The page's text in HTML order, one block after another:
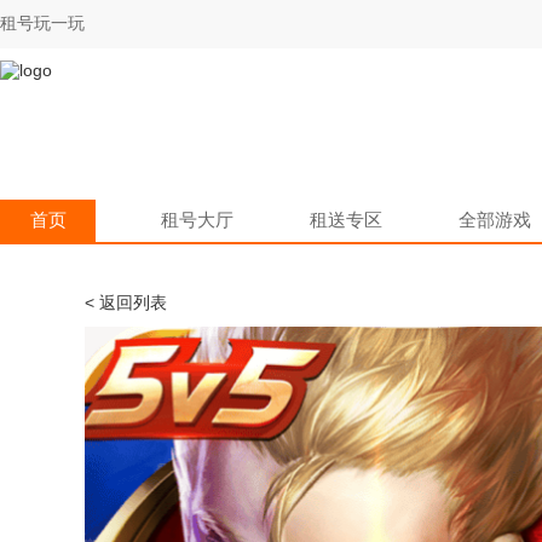
租号玩一玩
首页 租号大厅 租送专区 全部游戏
< 返回列表